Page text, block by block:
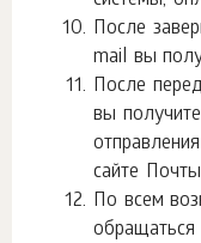
После
mail вы
После
вы
сайте
По всем